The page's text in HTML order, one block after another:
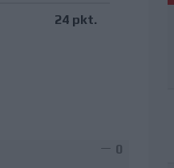
24 pkt.
0